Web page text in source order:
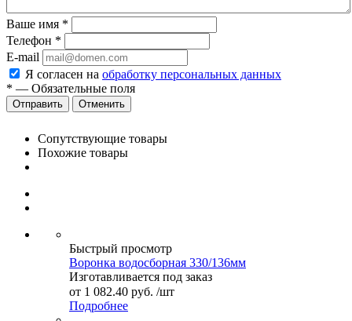
Ваше имя *
Телефон *
E-mail
Я согласен на обработку персональных данных
* — Обязательные поля
Отменить
Сопутствующие товары
Похожие товары
Быстрый просмотр
Воронка водосборная 330/136мм
Изготавливается под заказ
от 1 082.40 руб. /шт
Подробнее